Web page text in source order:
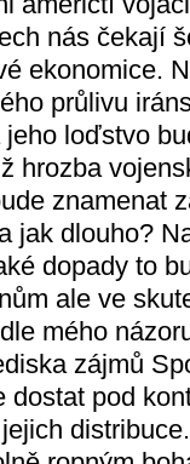
nás čekají
ekonomice.
průlivu
loďstvo
hrozba
znamenat
jak dlouho?
dopady to
ale ve
mého
zájmů
pod